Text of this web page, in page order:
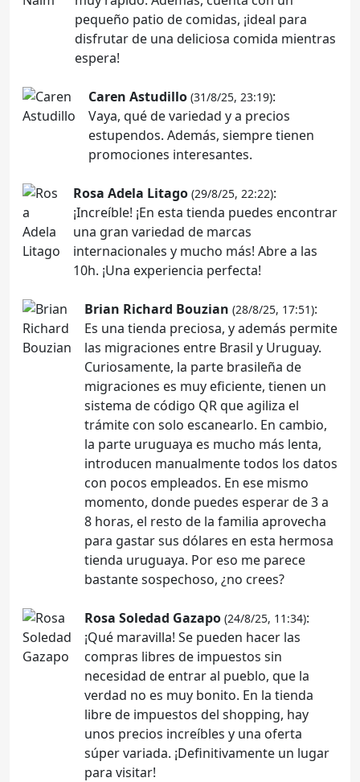
pequeño patio de comidas, ¡ideal para
disfrutar de una deliciosa comida mientras
espera!
Caren Astudillo (31/8/25, 23:19):
Vaya, qué de variedad y a precios
estupendos. Además, siempre tienen
promociones interesantes.
Rosa Adela Litago (29/8/25, 22:22):
¡Increíble! ¡En esta tienda puedes encontrar
una gran variedad de marcas
internacionales y mucho más! Abre a las
10h. ¡Una experiencia perfecta!
Brian Richard Bouzian (28/8/25, 17:51):
Es una tienda preciosa, y además permite
las migraciones entre Brasil y Uruguay.
Curiosamente, la parte brasileña de
migraciones es muy eficiente, tienen un
sistema de código QR que agiliza el
trámite con solo escanearlo. En cambio,
la parte uruguaya es mucho más lenta,
introducen manualmente todos los datos
con pocos empleados. En ese mismo
momento, donde puedes esperar de 3 a
8 horas, el resto de la familia aprovecha
para gastar sus dólares en esta hermosa
tienda uruguaya. Por eso me parece
bastante sospechoso, ¿no crees?
Rosa Soledad Gazapo (24/8/25, 11:34):
¡Qué maravilla! Se pueden hacer las
compras libres de impuestos sin
necesidad de entrar al pueblo, que la
verdad no es muy bonito. En la tienda
libre de impuestos del shopping, hay
unos precios increíbles y una oferta
súper variada. ¡Definitivamente un lugar
para visitar!